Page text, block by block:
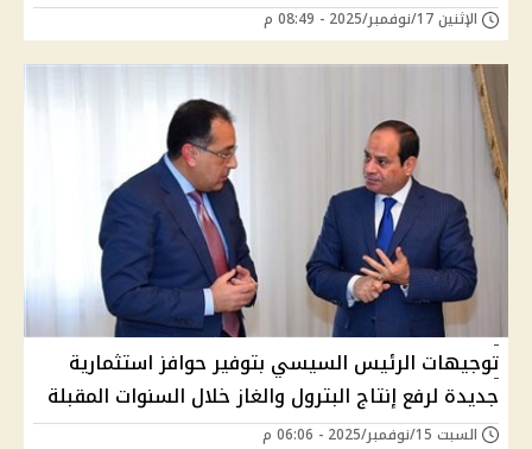
الإثنين 17/نوفمبر/2025 - 08:49 م
توجيهات الرئيس السيسي بتوفير حوافز استثمارية
جديدة لرفع إنتاج البترول والغاز خلال السنوات المقبلة
السبت 15/نوفمبر/2025 - 06:06 م